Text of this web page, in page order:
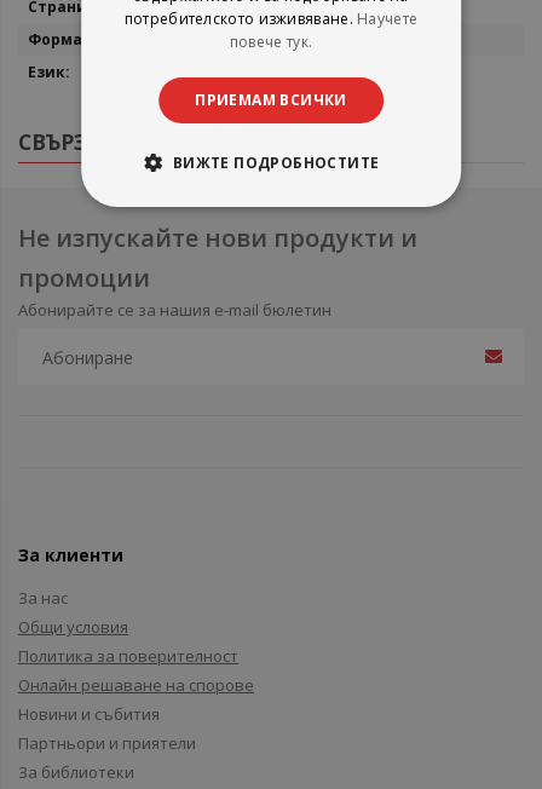
310
СВЪРЗАНИ ПРОДУКТИ
Не изпускайте нови продукти и
промоции
Абонирайте се за нашия e-mail бюлетин
За клиенти
За нас
Общи условия
Политика за поверителност
Онлайн решаване на спорове
Новини и събития
Партньори и приятели
За библиотеки
потребителското изживяване. Научете
повече тук.
ПРИЕМАМ ВСИЧКИ
ВИЖТЕ ПОДРОБНОСТИТЕ